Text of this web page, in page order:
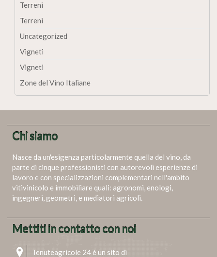
Terreni
Terreni
Uncategorized
Vigneti
Vigneti
Zone del Vino Italiane
Chi siamo
Nasce da un'esigenza particolarmente quella del vino, da
parte di cinque professionisti con autorevoli esperienze di
lavoro e con specializzazioni complementari nell'ambito
vitivinicolo e immobiliare quali: agronomi, enologi,
ingegneri, geometri, e mediatori agricoli.
Mettiti in contatto con noi
Tenuteagricole 24 è un sito di